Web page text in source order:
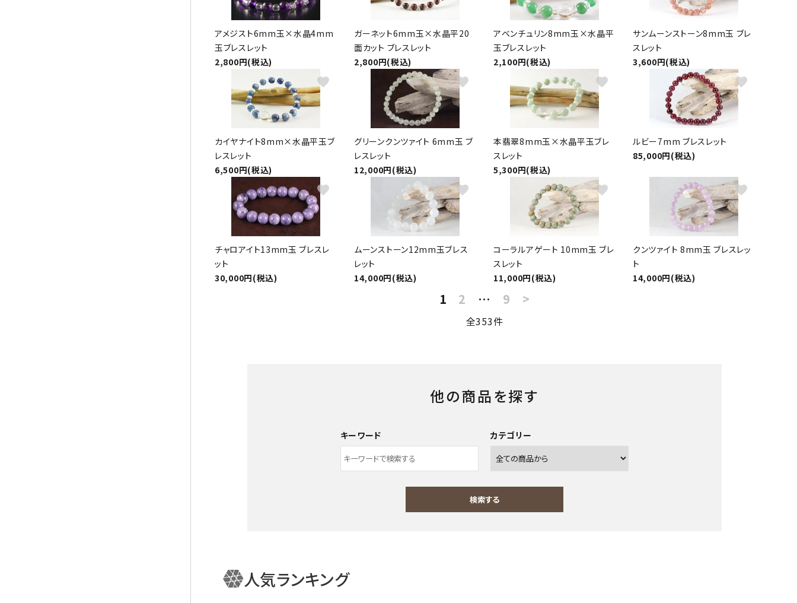
アメジスト6mm玉×水晶4mm
玉ブレスレット
2,800円(税込)
ガーネット6mm玉×水晶平20
面カット ブレスレット
2,800円(税込)
アベンチュリン8mm玉×水晶平
玉ブレスレット
2,100円(税込)
サンムーンストーン8mm玉 ブレ
スレット
3,600円(税込)
カイヤナイト8mm×水晶平玉ブ
レスレット
6,500円(税込)
favorite
グリーンクンツァイト 6mm玉 ブ
レスレット
12,000円(税込)
favorite
本翡翠8mm玉×水晶平玉ブレ
スレット
5,300円(税込)
favorite
ルビー7mm ブレスレット
85,000円(税込)
favorite
チャロアイト13mm玉 ブレスレ
ット
30,000円(税込)
favorite
ムーンストーン12mm玉ブレス
レット
14,000円(税込)
favorite
コーラルアゲート 10mm玉 ブレ
スレット
11,000円(税込)
favorite
クンツァイト 8mm玉 ブレスレッ
ト
14,000円(税込)
favorite
1 2 … 9 >
全353件
他の商品を探す
キーワード カテゴリー
検索する
キーワード
人気ランキング